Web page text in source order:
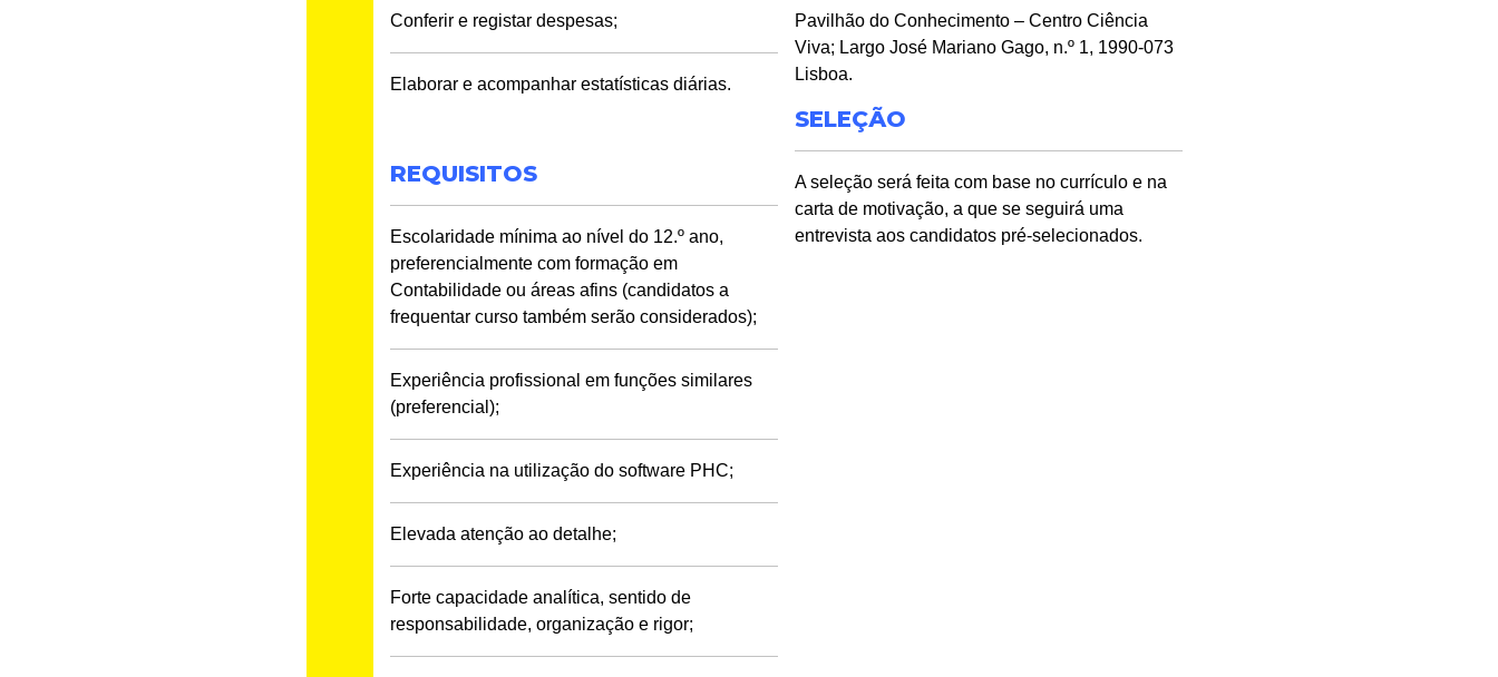
Conferir e registar despesas;
Elaborar e acompanhar estatísticas diárias.
REQUISITOS
Escolaridade mínima ao nível do 12.º ano,
preferencialmente com formação em
Contabilidade ou áreas afins (candidatos a
frequentar curso também serão considerados);
Experiência profissional em funções similares
(preferencial);
Experiência na utilização do software PHC;
Elevada atenção ao detalhe;
Forte capacidade analítica, sentido de
responsabilidade, organização e rigor;
Pavilhão do Conhecimento – Centro Ciência
Viva; Largo José Mariano Gago, n.º 1, 1990-073
Lisboa.
SELEÇÃO
A seleção será feita com base no currículo e na
carta de motivação, a que se seguirá uma
entrevista aos candidatos pré-selecionados.